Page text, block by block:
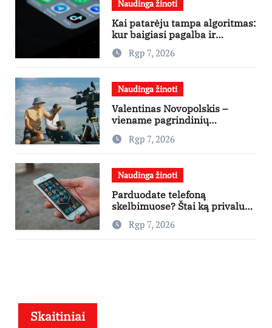
Naudinga žinoti
Kai patarėju tampa algoritmas:
kur baigiasi pagalba ir
prasideda reklama?
Rgp 7, 2026
Naudinga žinoti
Valentinas Novopolskis –
viename pagrindinių
vaidmenų penkių šalių filme
„Nugalėtoja“: Lietuvos kino
teatruose – nuo rugpjūčio 7-
osios
Rgp 7, 2026
Naudinga žinoti
Parduodate telefoną
skelbimuose? Štai ką privalu
padaryti
Rgp 7, 2026
Skaitiniai